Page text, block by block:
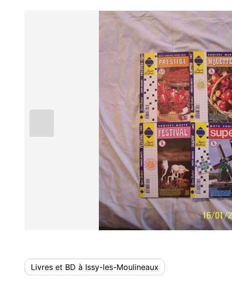
Livres et BD à Issy-les-Moulineaux